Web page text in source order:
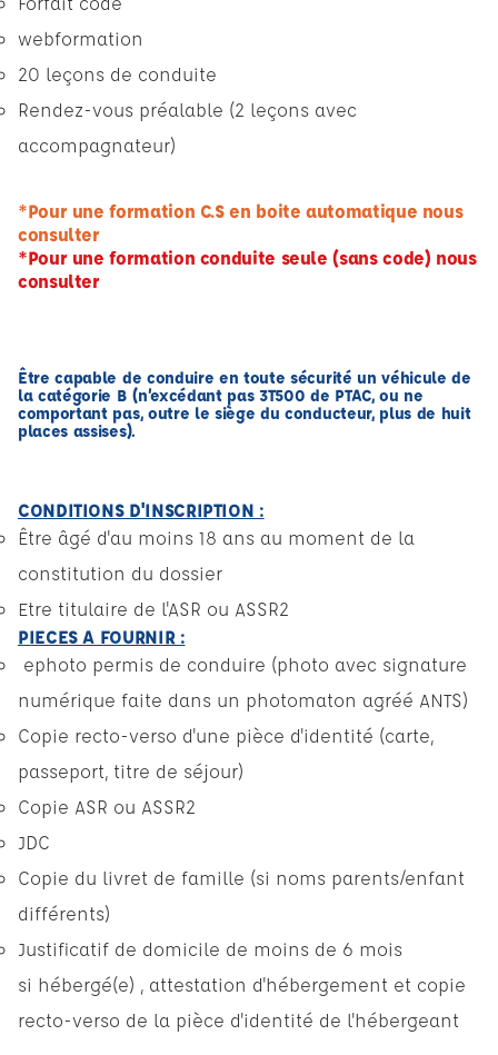
webformation
20 leçons de conduite
Rendez-vous préalable (2 leçons avec
accompagnateur)
*Pour une formation C.S en boite automatique nous
consulter
*Pour une formation conduite seule (sans code) nous
consulter
Être capable de conduire en toute sécurité un véhicule de
la catégorie B (n’excédant pas 3T500 de PTAC, ou ne
comportant pas, outre le siège du conducteur, plus de huit
places assises).
CONDITIONS D'INSCRIPTION :
Être âgé d'au moins 18 ans au moment de la
constitution du dossier
Etre titulaire de l'ASR ou ASSR2
PIECES A FOURNIR :
ephoto permis de conduire (photo avec signature
numérique faite dans un photomaton agréé ANTS)
Copie recto-verso d'une pièce d'identité (carte,
passeport, titre de séjour)
Copie ASR ou ASSR2
JDC
Copie du livret de famille (si noms parents/enfant
différents)
Justificatif de domicile de moins de 6 mois
si hébergé(e) , attestation d'hébergement et copie
recto-verso de la pièce d'identité de l'hébergeant